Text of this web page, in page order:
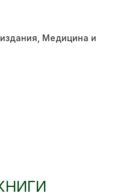
Медицина и